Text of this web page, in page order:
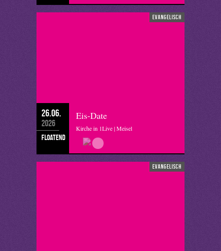
evangelisch
26.06.
2026
floatend
Eis-Date
Kirche in 1Live | Meisel
evangelisch